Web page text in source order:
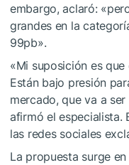
embargo, aclaró:
grandes en la
99pb».
«Mi suposición es
Están bajo presión
mercado, que va a
afirmó el especialista.
las redes sociales
La propuesta surge